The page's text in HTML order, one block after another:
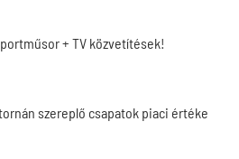
+ TV közvetítések!
szereplő csapatok piaci értéke